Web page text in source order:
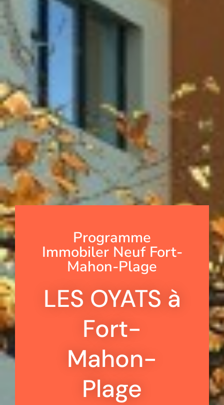
Programme
Immobiler Neuf Fort-
Mahon-Plage
LES OYATS à
Fort-
Mahon-
Plage